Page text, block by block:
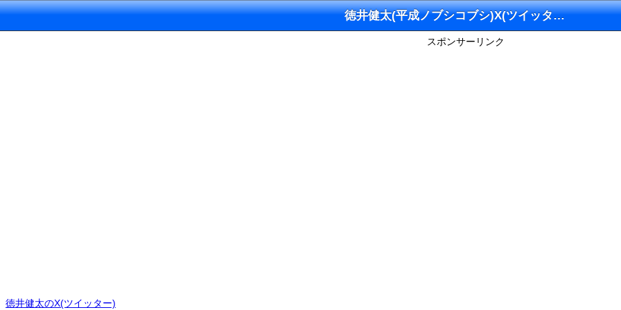
徳井健太(平成ノブシコブシ)X(ツイッター)
スポンサーリンク
徳井健太のX(ツイッター)